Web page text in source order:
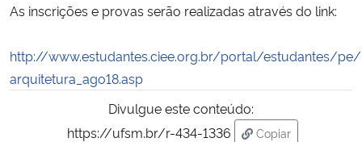
Planalto
As inscrições e provas serão realizadas através do link:
http://www.estudantes.ciee.org.br/portal/estudantes/
arquitetura_ago18.asp
Divulgue este conteúdo:
https://ufsm.br/r-434-1336
Copiar